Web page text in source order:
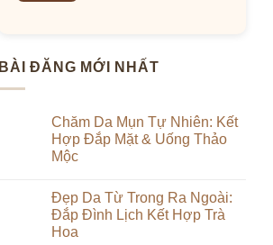
BÀI ĐĂNG MỚI NHẤT
Chăm Da Mụn Tự Nhiên: Kết
Hợp Đắp Mặt & Uống Thảo
Mộc
bình
luận
ở
Chăm
Đẹp Da Từ Trong Ra Ngoài:
Đắp Đình Lịch Kết Hợp Trà
Hoa